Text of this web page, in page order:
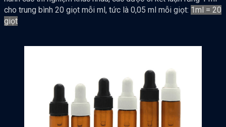
cho trung bình 20 giọt mỗi ml, tức là 0,05 ml mỗi giọt: 1ml = 20
giọt